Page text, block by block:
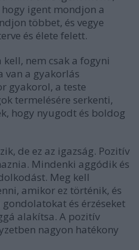
igent mondjon a
többet, és vegye
és élete felett.
nem csak a fogyni
van a gyakorlás
gyakorol, a teste
termelésére serkenti,
hogy nyugodt és boldog
de ez az igazság. Pozitív
Mindenki aggódik és
Meg kell
amikor ez történik, és
és érzéseket
alakítsa. A pozitív
nagyon hatékony